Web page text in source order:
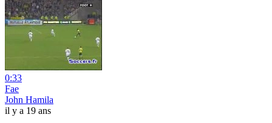
0:33
Fae
John Hamila
il y a 19 ans